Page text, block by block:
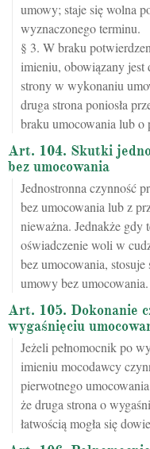
umowy; staje się wolna
wyznaczonego terminu.
§ 3. W braku
imieniu, obowiązany jest
strony w wykonaniu
druga strona poniosła
braku umocowania lub o
Art. 104. Skutki
bez umocowania
Jednostronna czynność
bez umocowania lub z
nieważna. Jednakże gdy
oświadczenie woli w
bez umocowania,
umowy bez umocowania.
Art. 105. Dokonanie
wygaśnięciu
Jeżeli pełnomocnik po
imieniu mocodawcy
pierwotnego
że druga strona o
łatwością mogła się